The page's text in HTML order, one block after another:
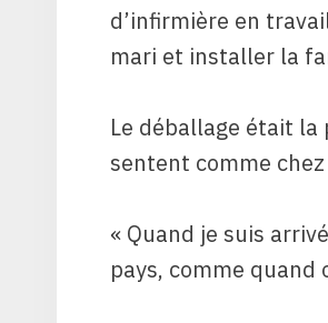
d’infirmière en
mari et installer la
Le déballage était
sentent comme
« Quand je suis
pays, comme quand